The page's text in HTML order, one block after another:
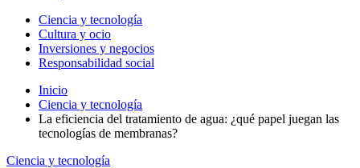
Ciencia y tecnología
Cultura y ocio
Inversiones y negocios
Responsabilidad social
Inicio
Ciencia y tecnología
La eficiencia del tratamiento de agua: ¿qué papel juegan las
tecnologías de membranas?
Ciencia y tecnología